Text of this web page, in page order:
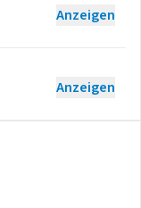
Anzeigen
Anzeigen